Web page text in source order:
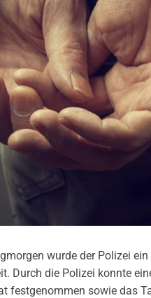
wurde der Polizei
Durch die Polizei konnte
festgenommen sowie das